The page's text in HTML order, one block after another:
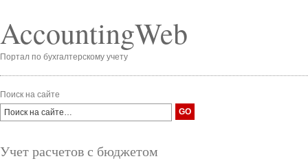
AccountingWeb
Портал по бухгалтерскому учету
Поиск на сайте
Учет расчетов с бюджетом